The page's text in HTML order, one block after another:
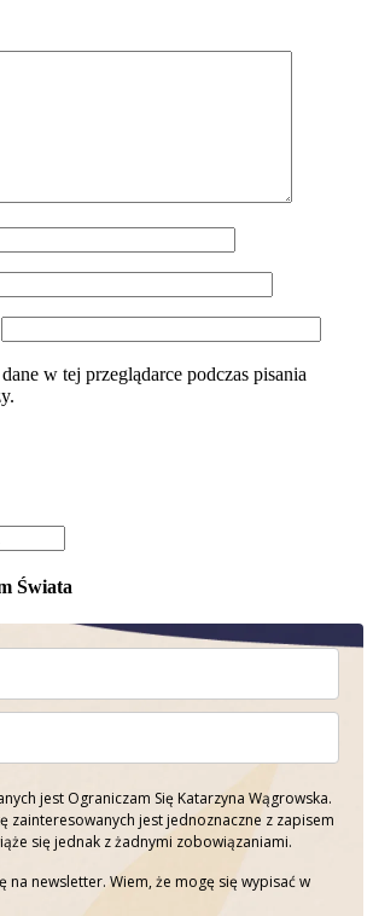
w tej przeglądarce podczas pisania
Świata
jest Ograniczam Się Katarzyna Wągrowska.
zainteresowanych jest jednoznaczne z zapisem
się jednak z żadnymi zobowiązaniami.
na newsletter. Wiem, że mogę się wypisać w